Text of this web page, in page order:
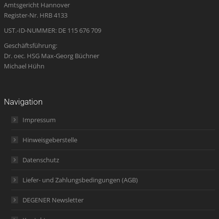
windowwindowwindow
new
Amtsgericht Hannover
Register-Nr. HRB 4133
UST.-ID-NUMMER: DE 115 676 709
Geschäftsführung:
Dr. oec. HSG Max-Georg Büchner
Michael Hühn
Navigation
Impressum
Hinweisgeberstelle
Datenschutz
Liefer- und Zahlungsbedingungen (AGB)
DEGENER Newsletter